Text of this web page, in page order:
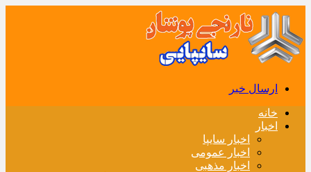
ارسال خبر
خانه
اخبار
اخبار سایپا
اخبار عمومی
اخبار مذهبی